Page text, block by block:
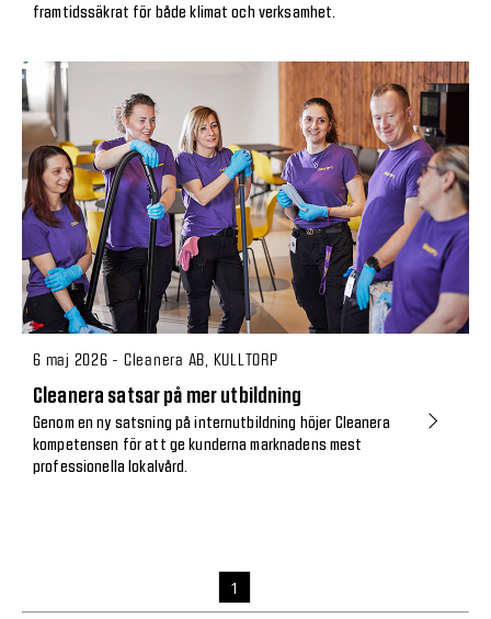
framtidssäkrat för både klimat och verksamhet.
6 maj 2026 - Cleanera AB, KULLTORP
Cleanera satsar på mer utbildning
Genom en ny satsning på internutbildning höjer Cleanera
kompetensen för att ge kunderna marknadens mest
professionella lokalvård.
1